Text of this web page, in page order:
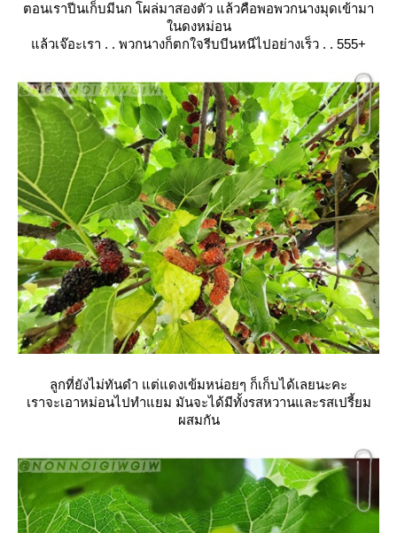
ตอนเราปีนเก็บมีนก โผล่มาสองตัว แล้วคือพอพวกนางมุดเข้ามา
นดงหม่อน
ล้วเจ๊อะเรา . . พวกนางก็ตกใจรีบบีนหนีไปอย่างเร็ว . . 555+
ลูกที่ยังไม่ทันดำ แต่แดงเข้มหน่อยๆ ก็เก็บได้เลยนะคะ
เราจะเอาหม่อนไปทำแยม มันจะได้มีทั้งรสหวานและรสเปรี้ยม
ผสมกัน